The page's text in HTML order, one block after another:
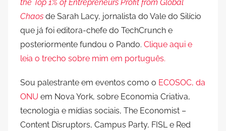
the Top 1% of Entrepreneurs Profit from Global
Chaos de Sarah Lacy, jornalista do Vale do Silício
que já foi editora-chefe do TechCrunch e
posteriormente fundou o Pando. Clique aqui e
leia o trecho sobre mim em português.
Sou palestrante em eventos como o ECOSOC, da
ONU em Nova York, sobre Economia Criativa,
tecnologia e mídias sociais, The Economist –
Content Disruptors, Campus Party, FISL e Red